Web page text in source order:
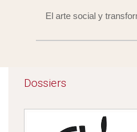
El arte social y
Dossiers